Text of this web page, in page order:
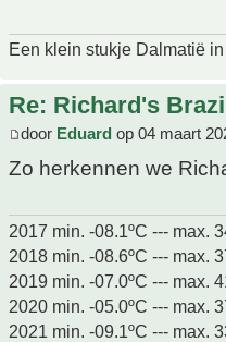
Een klein stukje Dalmatië
Re: Richard's
door Eduard op 04 maart
Zo herkennen we
2017 min. -08.1ºC --- max.
2018 min. -08.6ºC --- max.
2019 min. -07.0ºC --- max.
2020 min. -05.0ºC --- max.
2021 min. -09.1ºC --- max.